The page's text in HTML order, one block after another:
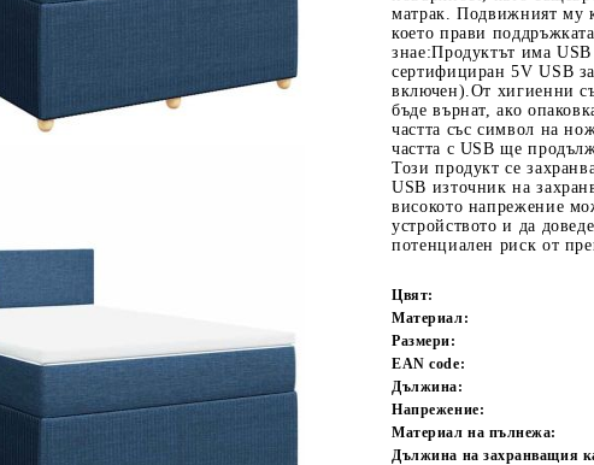
Tweet
матрак. Подвижният му
което прави
знае:Продуктът има
сертифициран 5V USB
включен).От хигиенни
бъде върнат, ако
частта със символ на
частта с USB ще
Този продукт се
USB източник на
високото напрежение
устройството и да
потенциален риск от
Цвят:
Материал:
Размери:
EAN code:
Дължина:
Напрежение:
Материал на пълнежа:
Дължина на захранващия